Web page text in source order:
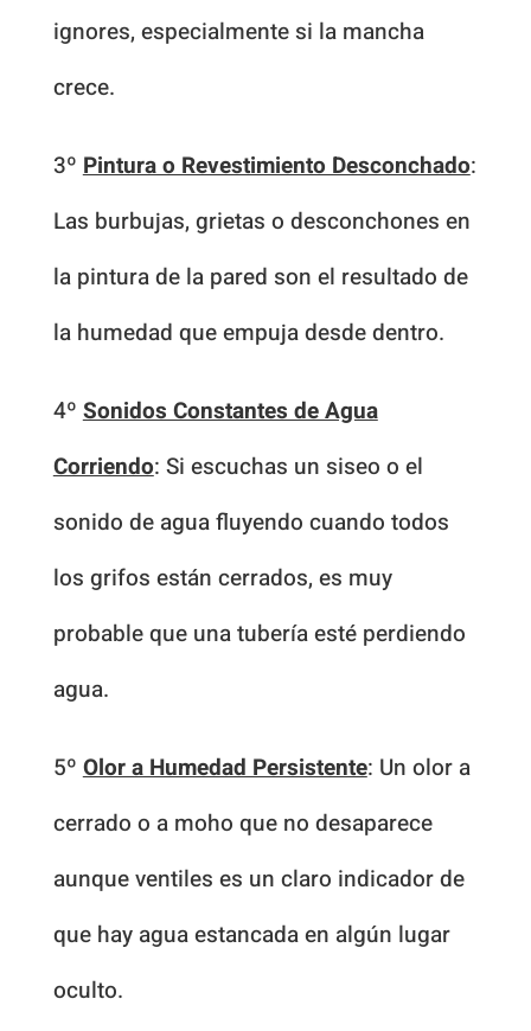
ignores, especialmente si la mancha
crece.
3ºPintura o Revestimiento Desconchado:
Las burbujas, grietas o desconchones en
la pintura de la pared son el resultado de
la humedad que empuja desde dentro.
4ºSonidos Constantes de Agua
Corriendo: Si escuchas un siseo o el
sonido de agua fluyendo cuando todos
los grifos están cerrados, es muy
probable que una tubería esté perdiendo
agua.
5ºOlor a Humedad Persistente: Un olor a
cerrado o a moho que no desaparece
aunque ventiles es un claro indicador de
que hay agua estancada en algún lugar
oculto.